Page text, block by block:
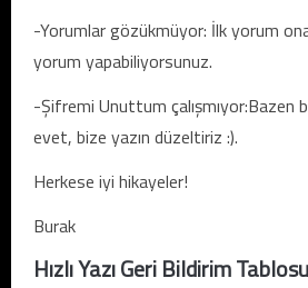
-Yorumlar gözükmüyor: İlk yorum
yorum yapabiliyorsunuz.
-Şifremi Unuttum çalışmıyor:Bazen
evet, bize yazın düzeltiriz :).
Herkese iyi hikayeler!
Burak
Hızlı Yazı Geri Bildirim Tablosu